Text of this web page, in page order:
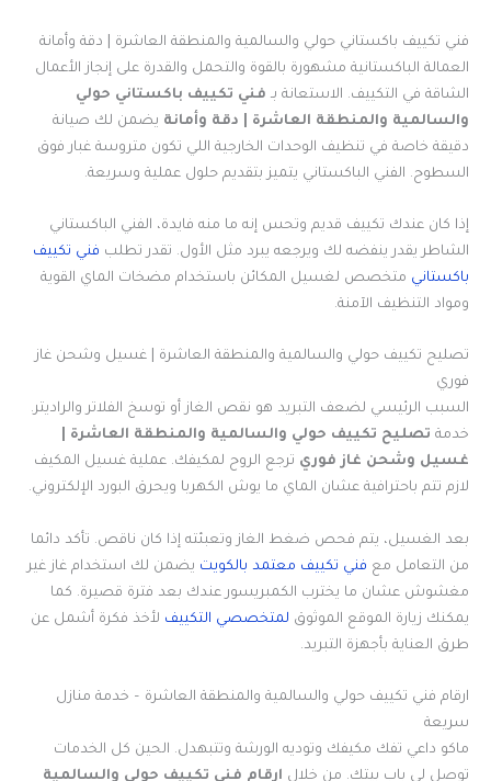
فني تكييف باكستاني حولي والسالمية والمنطقة العاشرة | دقة وأمانة
العمالة الباكستانية مشهورة بالقوة والتحمل والقدرة على إنجاز الأعمال
الشاقة في التكييف. الاستعانة بـ فني تكييف باكستاني حولي
والسالمية والمنطقة العاشرة | دقة وأمانة يضمن لك صيانة
دقيقة خاصة في تنظيف الوحدات الخارجية اللي تكون متروسة غبار فوق
السطوح. الفني الباكستاني يتميز بتقديم حلول عملية وسريعة.
إذا كان عندك تكييف قديم وتحس إنه ما منه فايدة، الفني الباكستاني
الشاطر يقدر ينفضه لك ويرجعه يبرد مثل الأول. تقدر تطلب فني تكييف
باكستاني متخصص لغسيل المكائن باستخدام مضخات الماي القوية
ومواد التنظيف الآمنة.
تصليح تكييف حولي والسالمية والمنطقة العاشرة | غسيل وشحن غاز
فوري
السبب الرئيسي لضعف التبريد هو نقص الغاز أو توسخ الفلاتر والراديتر.
خدمة تصليح تكييف حولي والسالمية والمنطقة العاشرة |
غسيل وشحن غاز فوري ترجع الروح لمكيفك. عملية غسيل المكيف
لازم تتم باحترافية عشان الماي ما يوش الكهربا ويحرق البورد الإلكتروني.
بعد الغسيل، يتم فحص ضغط الغاز وتعبئته إذا كان ناقص. تأكد دائما
من التعامل مع فني تكييف معتمد بالكويت يضمن لك استخدام غاز غير
مغشوش عشان ما يخترب الكمبريسور عندك بعد فترة قصيرة. كما
يمكنك زيارة الموقع الموثوق لمتخصصي التكييف لأخذ فكرة أشمل عن
طرق العناية بأجهزة التبريد.
ارقام فني تكييف حولي والسالمية والمنطقة العاشرة – خدمة منازل
سريعة
ماكو داعي تفك مكيفك وتوديه الورشة وتتبهدل. الحين كل الخدمات
توصل لي باب بيتك. من خلال ارقام فني تكييف حولي والسالمية